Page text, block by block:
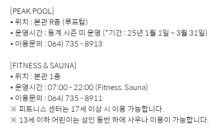
[PEAK.POOL]
• 위치 : 본관 R층 (루프탑)
• 운영시간 : 동계 시즌 미 운영 (*기간 : 25년 1월 1일 ~ 3월 31일)
• 이용문의 : 064) 735 - 8913
[FITNESS & SAUNA]
• 위치 : 본관 1층
• 운영시간 : 07:00 - 22:00 (Fitness, Sauna)
• 이용문의 : 064) 735 - 8911
※ 피트니스 센터는 17세 이상 시 이용 가능합니다.
※ 13세 이하 어린이는 성인 동반 하에 사우나 이용이 가능합니다.